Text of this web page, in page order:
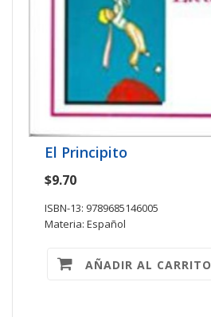
El Principito
$9.70
ISBN-13: 9789685146005
Materia: Español
AÑADIR AL CARRITO